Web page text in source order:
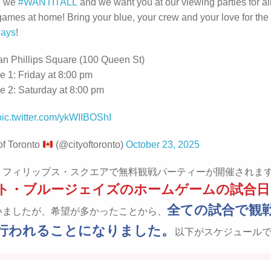
we #WANTITALL and we want you at our viewing parties for
at home! Bring your blue, your crew and your love for the
!
Phillips Square (100 Queen St)
1: Friday at 8:00 pm
2: Saturday at 8:00 pm
ykWIIBOShI
Toronto (@cityoftoronto)October 23, 2025
ィリップス・スクエアで無料観戦パーティーが開催されま
・ブルージェイズのホームゲームの試合
したが、希望が多かったことから、 全ての試合で観
われることになりました。
以下がスケジュール